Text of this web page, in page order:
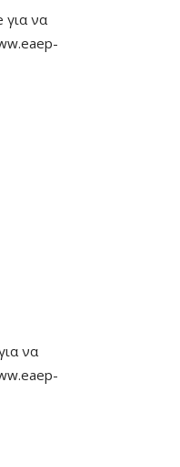
για να
να